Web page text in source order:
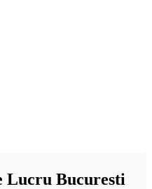
Lucru Bucuresti